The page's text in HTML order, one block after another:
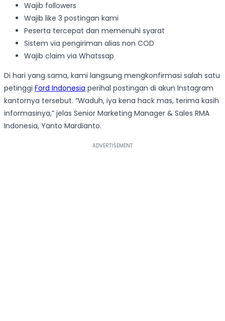
Wajib followers
Wajib like 3 postingan kami
Peserta tercepat dan memenuhi syarat
Sistem via pengiriman alias non COD
Wajib claim via Whatssap
Di hari yang sama, kami langsung mengkonfirmasi salah satu
petinggi Ford Indonesia perihal postingan di akun Instagram
kantornya tersebut. “Waduh, iya kena hack mas, terima kasih
informasinya,” jelas Senior Marketing Manager & Sales RMA
Indonesia, Yanto Mardianto.